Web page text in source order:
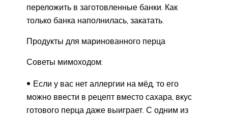
переложить в заготовленные банки. Как
только банка наполнилась, закатать.
Продукты для маринованного перца
Советы мимоходом:
Если у вас нет аллергии на мёд, то его
можно ввести в рецепт вместо сахара, вкус
готового перца даже выиграет. С одним из